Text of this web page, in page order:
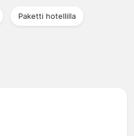
Paketti hotellilla